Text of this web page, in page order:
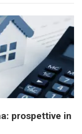
prospettive in